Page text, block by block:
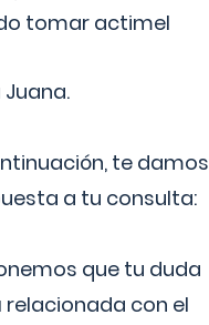
tomar actimel
Juana.
te damos
a tu consulta:
que tu duda
relacionada con el